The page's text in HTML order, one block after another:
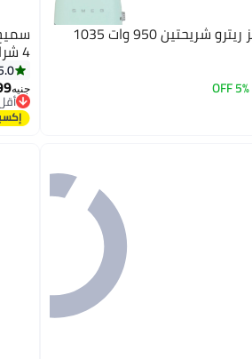
سميج محمصة خبز ريترو شريحتين 950 وات 1035
5% OFF
4 شرائح 1635.0 W TSF02CRAU فضي/بيج
جنيهأقل